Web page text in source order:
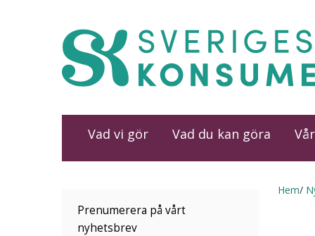
Vad vi gör Vad du kan göra
Prenumerera på vårt
nyhetsbrev
Hem